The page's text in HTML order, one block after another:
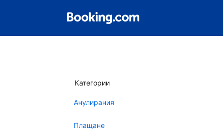
Категории
Анулирания
Плащане